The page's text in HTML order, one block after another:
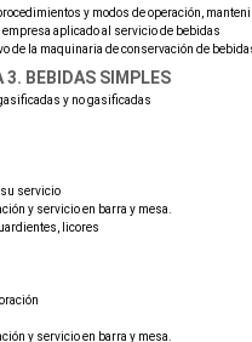
y modos de operación,
empresa aplicado al servicio de bebidas
de la maquinaria de conservación de
BEBIDAS SIMPLES
y no gasificadas
servicio
y servicio en barra y mesa.
licores
y servicio en barra y mesa.